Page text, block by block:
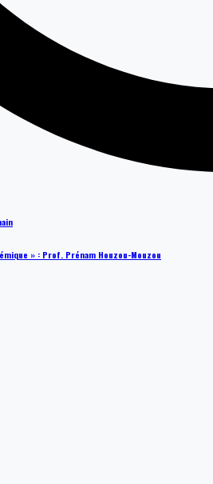
» : Prof. Prénam Houzou-Mouzou